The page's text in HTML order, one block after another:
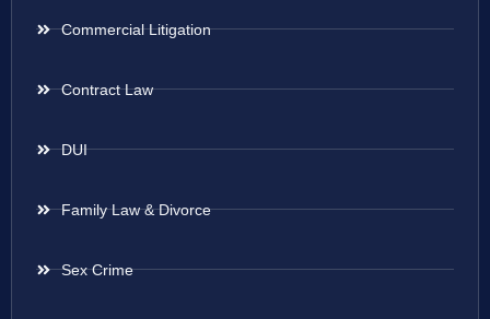
Commercial Litigation
Contract Law
DUI
Family Law & Divorce
Sex Crime